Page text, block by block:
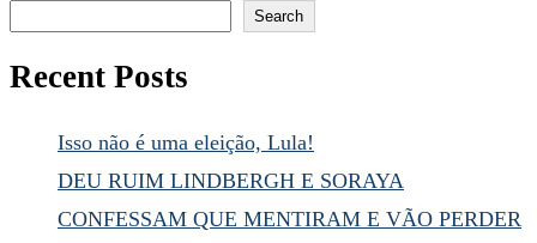
Search
Recent Posts
Isso não é uma eleição, Lula!
DEU RUIM LINDBERGH E SORAYA
CONFESSAM QUE MENTIRAM E VÃO PERDER